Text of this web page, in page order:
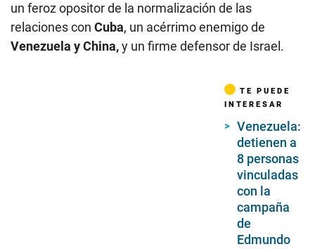
un feroz opositor de la normalización de las
relaciones con Cuba, un acérrimo enemigo de
Venezuela y China,y un firme defensor de Israel.
TE PUEDE
INTERESAR
Venezuela:
detienen a
8 personas
vinculadas
con la
campaña
de
Edmundo